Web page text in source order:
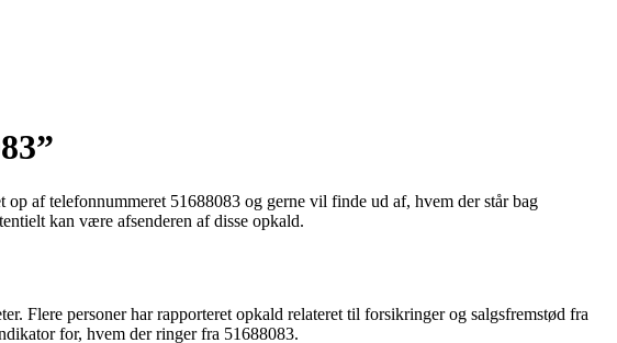
af telefonnummeret 51688083 og gerne vil finde ud af, hvem der står bag
kan være afsenderen af disse opkald.
Flere personer har rapporteret opkald relateret til forsikringer og salgsfremstød fra
for, hvem der ringer fra 51688083.